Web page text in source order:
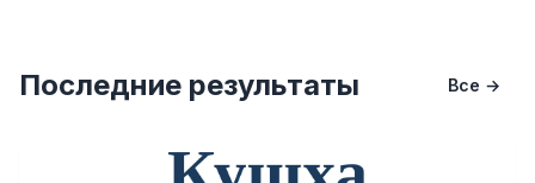
Последние результаты Все →